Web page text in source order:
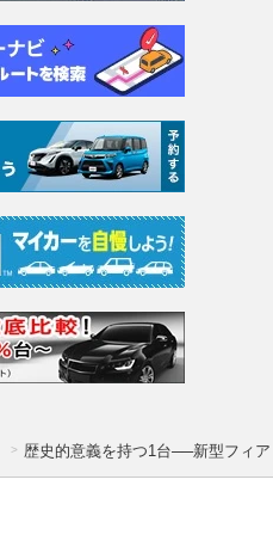
歴史的意義を持つ1台──新型フィ